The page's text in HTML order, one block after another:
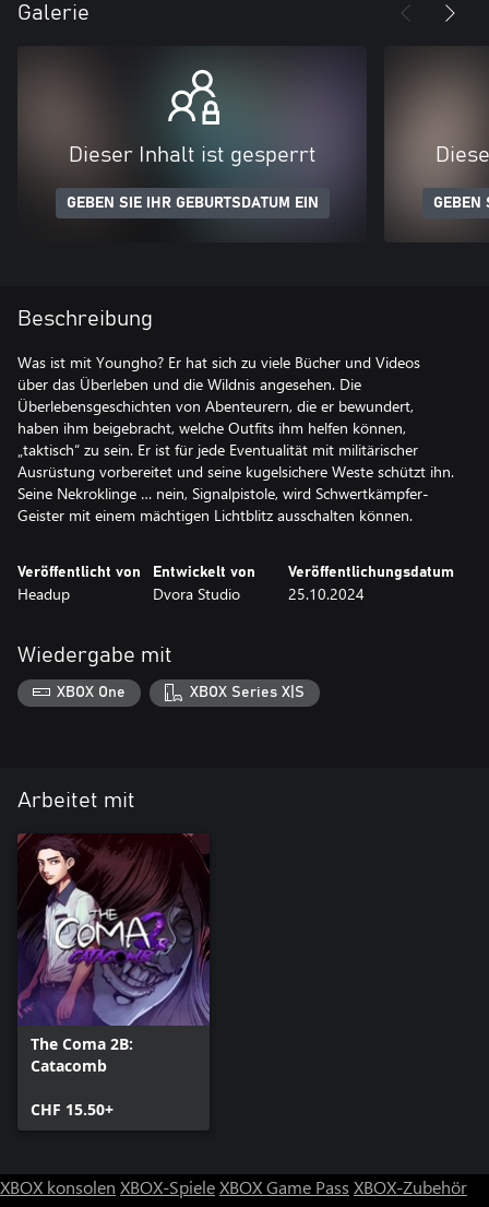
Galerie
Dieser Inhalt ist gesperrt
GEBEN SIE IHR GEBURTSDATUM EIN GEBEN
Beschreibung
Was ist mit Youngho? Er hat sich zu viele Bücher und Videos
über das Überleben und die Wildnis angesehen. Die
Überlebensgeschichten von Abenteurern, die er bewundert,
haben ihm beigebracht, welche Outfits ihm helfen können,
„taktisch“ zu sein. Er ist für jede Eventualität mit militärischer
Ausrüstung vorbereitet und seine kugelsichere Weste schützt ihn.
Seine Nekroklinge … nein, Signalpistole, wird Schwertkämpfer-
Geister mit einem mächtigen Lichtblitz ausschalten können.
Veröffentlicht von
Headup
Entwickelt von
Dvora Studio
Veröffentlichungsdatum
25.10.2024
Wiedergabe mit
XBOX One XBOX Series X|S
Arbeitet mit
The Coma 2B:
Catacomb
CHF 15.50+
XBOX konsolen XBOX-SpieleXBOX Game Pass XBOX-Zubehör